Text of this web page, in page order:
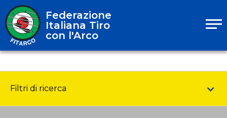
Federazione
Italiana Tiro
con l'Arco
Filtri di ricerca